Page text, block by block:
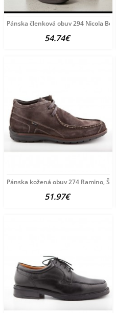
Pánska členková obuv 294 Nicola
54.74€
Pánska kožená obuv 274 Ramino,
51.97€